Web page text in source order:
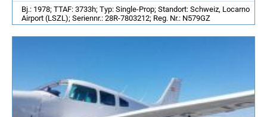
Bj.: 1978; TTAF: 3733h; Typ: Single-Prop; Standort: Schweiz, Locarno
Airport (LSZL); Seriennr.: 28R-7803212; Reg. Nr.: N579GZ